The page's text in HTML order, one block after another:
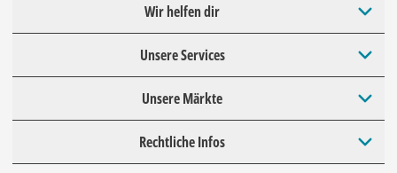
Wir helfen dir
Unsere Services
Unsere Märkte
Rechtliche Infos